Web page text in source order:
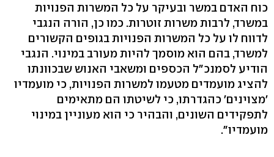
כוח האדם במשר ובעיקר על כל המשרות הפנויות
במשרד, לרבות משרות זוטרות. כמו כן, הורה הנגבי
לדווח לו על כל המשרות הפנויות בגופים הקשורים
למשרד, בהם הוא מוסמך להיות מעורב במינוי. הנגבי
הודיע לסמנכ"ל הכספים ומשאבי האנוש שבכוונתו
להציג מועמדים מטעמו למשרות הפנויות, כי מועמדיו
'מצוינים' כהגדרתו, כי לשיטתו הם מתאימים
לתפקידים השונים, והבהיר כי הוא מעוניין במינוי
מועמדיו".